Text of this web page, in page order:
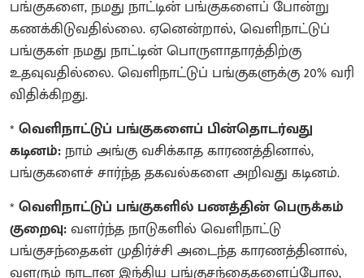
பங்குகளை, நமது நாட்டின் பங்குகளைப் போன்று
கணக்கிடுவதில்லை. ஏனென்றால், வெளிநாட்டுப்
பங்குகள் நமது நாட்டின் பொருளாதாரத்திற்கு
உதவுவதில்லை. வெளிநாட்டுப் பங்குகளுக்கு 20% வரி
விதிக்கிறது.
* வெளிநாட்டுப் பங்குகளைப் பின்தொடர்வது
கடினம்:நாம் அங்கு வசிக்காத காரணத்தினால்,
பங்குகளைச் சார்ந்த தகவல்களை அறிவது கடினம்.
* வெளிநாட்டுப் பங்குகளில் பணத்தின் பெருக்கம்
குறைவு:வளர்ந்த நாடுகளில் வெளிநாட்டு
பங்குசந்தைகள் முதிர்ச்சி அடைந்த காரணத்தினால்,
வளரும் நாடான இந்திய பங்குசந்தைகளைப்போல,